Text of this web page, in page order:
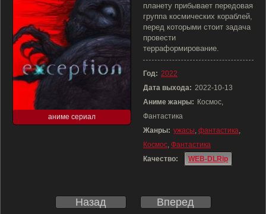
аниме сериал
планету прибывает передовая
группа космических кораблей,
перед которыми стоит задача
провести
терраформирование.
Год: 2022
Дата выхода: 2022-10-13
Аниме жанры: Космос,
Фантастика
Жанры: ужасы, фантастика,
Космос, Фантастика
Качество:
WEB-DLRip
Назад Вперед